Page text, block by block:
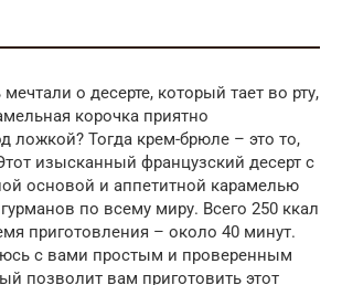
о десерте, который тает во рту,
корочка приятно
ложкой? Тогда крем-брюле – это то,
изысканный французский десерт с
основой и аппетитной карамелью
по всему миру. Всего 250 ккал
приготовления – около 40 минут.
с вами простым и проверенным
позволит вам приготовить этот